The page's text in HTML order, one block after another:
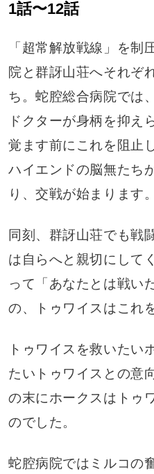
1話〜12話
「超常解放戦線」を制
院と群訝山荘へそれぞ
ち。蛇腔総合病院では
ドクターが身柄を抑え
覚ます前にこれを阻止
ハイエンドの脳無たち
り、交戦が始まります。
同刻、群訝山荘でも戦
は自らへと親切にして
って「あなたとは戦い
の、トゥワイスはこれ
トゥワイスを救いたい
たいトゥワイスとの意
の末にホークスはトゥ
のでした。
蛇腔病院ではミルコの